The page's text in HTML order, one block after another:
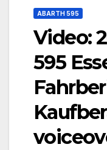
ABARTH 595
Video:
595